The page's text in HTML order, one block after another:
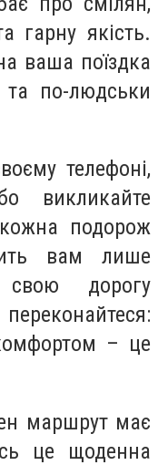
гарну якість.
ваша поїздка
по-людськи
телефоні,
викликайте
подорож
вам лише
свою дорогу
– це
маршрут має
це щоденна